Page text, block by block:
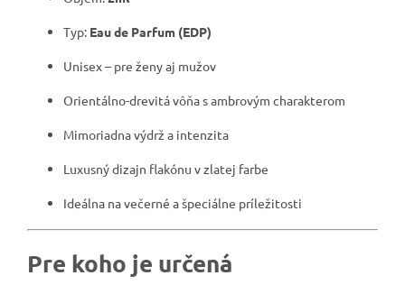
Typ: Eau de Parfum (EDP)
Unisex – pre ženy aj mužov
Orientálno-drevitá vôňa s ambrovým charakterom
Mimoriadna výdrž a intenzita
Luxusný dizajn flakónu v zlatej farbe
Ideálna na večerné a špeciálne príležitosti
Pre koho je určená